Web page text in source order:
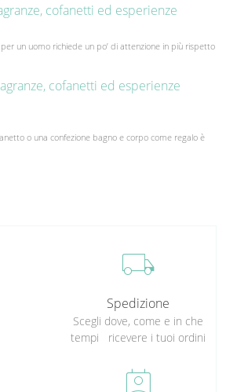
cofanetti ed esperienze
un uomo richiede un po’ di attenzione in più rispetto
cofanetti ed esperienze
o una confezione bagno e corpo come regalo è
local_shipping
Spedizione
Scegli dove, come e in che
tempi ricevere i tuoi ordini